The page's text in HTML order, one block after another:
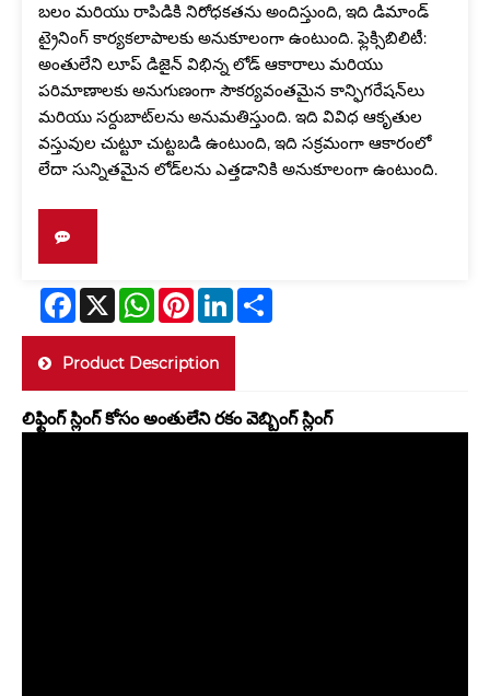
బలం మరియు రాపిడికి నిరోధకతను అందిస్తుంది, ఇది డిమాండ్
ట్రైనింగ్ కార్యకలాపాలకు అనుకూలంగా ఉంటుంది. ఫ్లెక్సిబిలిటీ:
అంతులేని లూప్ డిజైన్ విభిన్న లోడ్ ఆకారాలు మరియు
పరిమాణాలకు అనుగుణంగా సౌకర్యవంతమైన కాన్ఫిగరేషన్‌లు
మరియు సర్దుబాట్‌లను అనుమతిస్తుంది. ఇది వివిధ ఆకృతుల
వస్తువుల చుట్టూ చుట్టబడి ఉంటుంది, ఇది సక్రమంగా ఆకారంలో
లేదా సున్నితమైన లోడ్‌లను ఎత్తడానికి అనుకూలంగా ఉంటుంది.
Facebook
X WhatsAppPinterestLinkedIn
Product Description
లిఫ్టింగ్ స్లింగ్ కోసం అంతులేని రకం వెబ్బింగ్ స్లింగ్